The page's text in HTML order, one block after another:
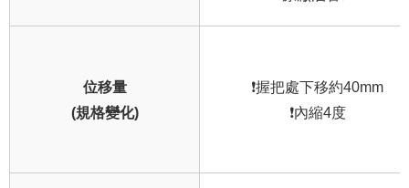
位移量
(規格變化)
❗握把處下移約40mm
❗內縮4度